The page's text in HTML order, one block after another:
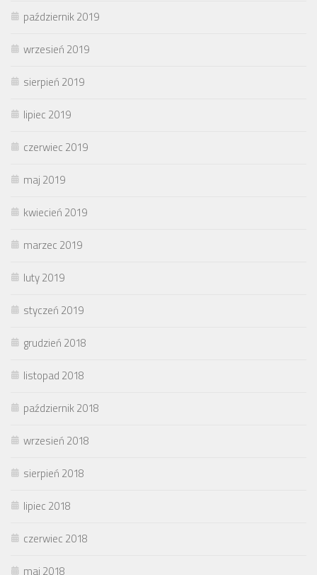
październik 2019
wrzesień 2019
sierpień 2019
lipiec 2019
czerwiec 2019
maj 2019
kwiecień 2019
marzec 2019
luty 2019
styczeń 2019
grudzień 2018
listopad 2018
październik 2018
wrzesień 2018
sierpień 2018
lipiec 2018
czerwiec 2018
maj 2018